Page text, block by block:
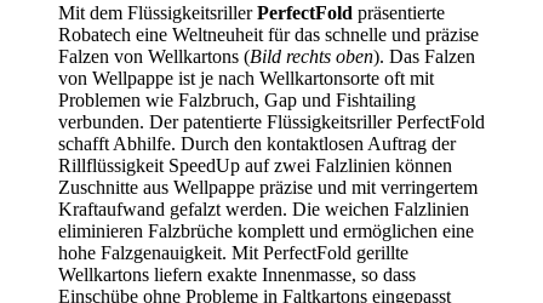
Mit dem FlüssigkeitsrillerPerfectFold präsentierte
Robatech eine Weltneuheit für das schnelle und präzise
Falzen von Wellkartons (Bild rechts oben). Das Falzen
von Wellpappe ist je nach Wellkartonsorte oft mit
Problemen wie Falzbruch, Gap und Fishtailing
verbunden. Der patentierte Flüssigkeitsriller PerfectFold
schafft Abhilfe. Durch den kontaktlosen Auftrag der
Rillflüssigkeit SpeedUp auf zwei Falzlinien können
Zuschnitte aus Wellpappe präzise und mit verringertem
Kraftaufwand gefalzt werden. Die weichen Falzlinien
eliminieren Falzbrüche komplett und ermöglichen eine
hohe Falzgenauigkeit. Mit PerfectFold gerillte
Wellkartons liefern exakte Innenmasse, so dass
Einschübe ohne Probleme in Faltkartons eingepasst